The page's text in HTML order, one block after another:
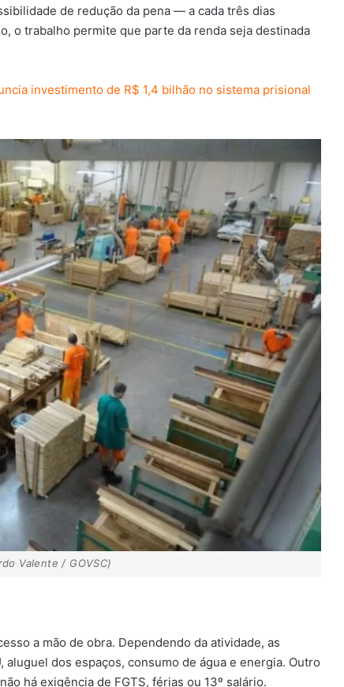
de redução da pena — a cada três dias
o trabalho permite que parte da renda seja destinada
investimento de R$ 1,4 bilhão no sistema prisional
Valente / GOVSC)
a mão de obra. Dependendo da atividade, as
dos espaços, consumo de água e energia. Outro
há exigência de FGTS, férias ou 13º salário.